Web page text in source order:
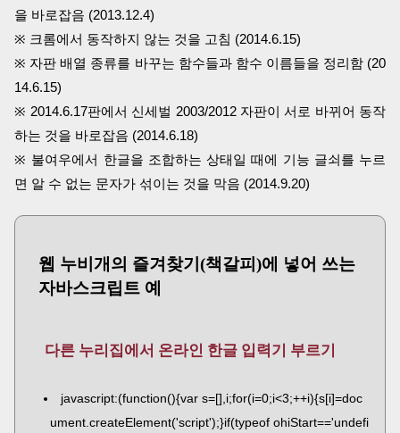
을 바로잡음 (2013.12.4)
※ 크롬에서 동작하지 않는 것을 고침 (2014.6.15)
※ 자판 배열 종류를 바꾸는 함수들과 함수 이름들을 정리함 (20
14.6.15)
※ 2014.6.17판에서 신세벌 2003/2012 자판이 서로 바뀌어 동작
하는 것을 바로잡음 (2014.6.18)
※ 불여우에서 한글을 조합하는 상태일 때에 기능 글쇠를 누르
면 알 수 없는 문자가 섞이는 것을 막음 (2014.9.20)
웹 누비개의 즐겨찾기(책갈피)에 넣어 쓰는
자바스크립트 예
다른 누리집에서 온라인 한글 입력기 부르기
javascript:(function(){var s=[],i;for(i=0;i<3;++i){s[i]=doc
ument.createElement('script');}if(typeof ohiStart=='undefi